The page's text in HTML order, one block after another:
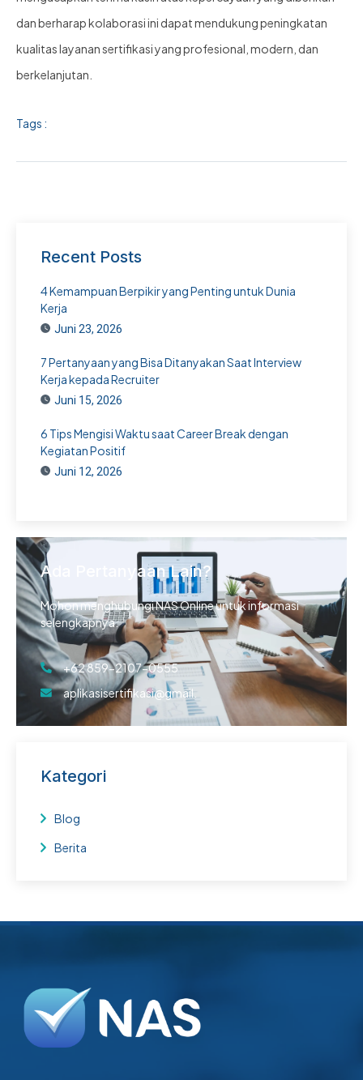
dan berharap kolaborasi ini dapat mendukung peningkatan
kualitas layanan sertifikasi yang profesional, modern, dan
berkelanjutan.
Tags :
Recent Posts
4 Kemampuan Berpikir yang Penting untuk Dunia
Kerja
Juni 23, 2026
7 Pertanyaan yang Bisa Ditanyakan Saat Interview
Kerja kepada Recruiter
Juni 15, 2026
6 Tips Mengisi Waktu saat Career Break dengan
Kegiatan Positif
Juni 12, 2026
Ada Pertanyaan Lain?
Mohon menghubungi NAS Online untuk informasi
selengkapnya.
+62 859-2107-0555
aplikasisertifikasi@gmail.
Kategori
Blog
Berita